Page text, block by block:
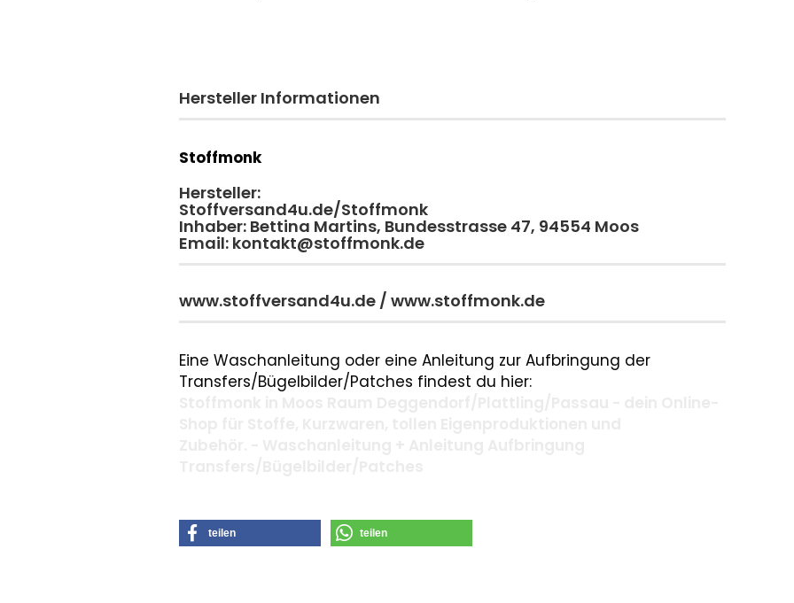
Hersteller Informationen
Stoffmonk
Hersteller:
Stoffversand4u.de/Stoffmonk
Inhaber: Bettina Martins, Bundesstrasse 47, 94554 Moos
Email: kontakt@stoffmonk.de
www.stoffversand4u.de / www.stoffmonk.de
Eine Waschanleitung oder eine Anleitung zur Aufbringung der
Transfers/Bügelbilder/Patches findest du hier:
teilen teilen